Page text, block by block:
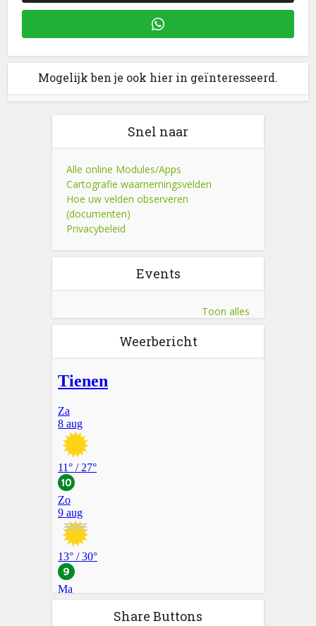
Mogelijk ben je ook hier in geïnteresseerd.
Snel naar
Alle online Modules/Apps
Cartografie waarnemingsvelden
Hoe uw velden observeren
(documenten)
Privacybeleid
Events
Toon alles
Weerbericht
Share Buttons